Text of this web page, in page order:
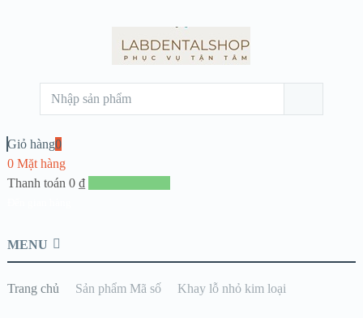
Giỏ hàng0
0 Mặt hàng
Thanh toán 0 ₫
MENU
Trang chủ Sản phẩm Mã số Khay lỗ nhỏ kim loại